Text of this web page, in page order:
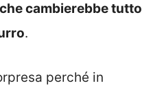
cambierebbe tutto
.
perché in